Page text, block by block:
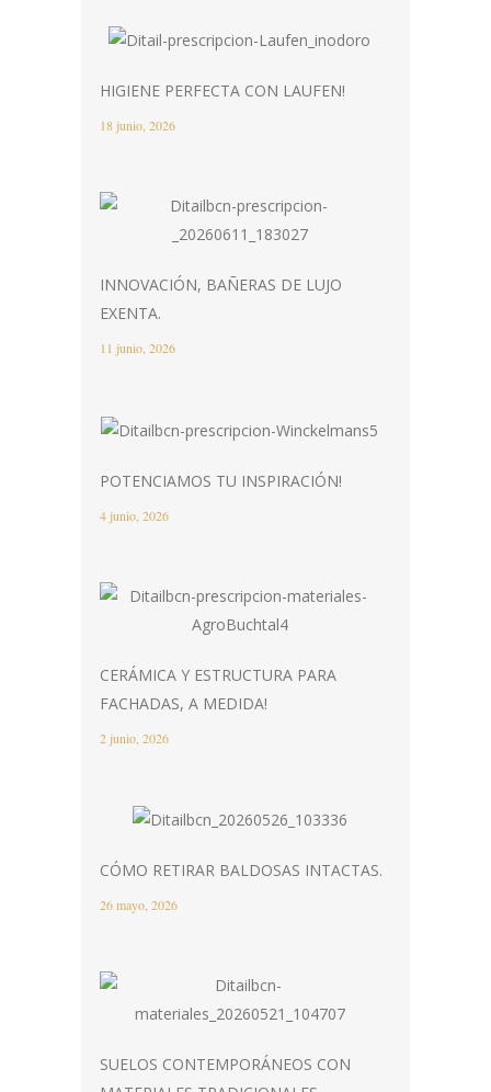
HIGIENE PERFECTA CON LAUFEN!
18 junio, 2026
INNOVACIÓN, BAÑERAS DE LUJO
EXENTA.
11 junio, 2026
POTENCIAMOS TU INSPIRACIÓN!
4 junio, 2026
CERÁMICA Y ESTRUCTURA PARA
FACHADAS, A MEDIDA!
2 junio, 2026
CÓMO RETIRAR BALDOSAS INTACTAS.
26 mayo, 2026
SUELOS CONTEMPORÁNEOS CON